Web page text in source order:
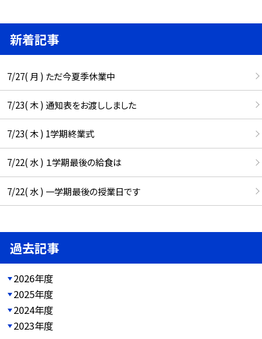
新着記事
7/27( 月 ) ただ今夏季休業中
7/23( 木 ) 通知表をお渡ししました
7/23( 木 ) 1学期終業式
7/22( 水 ) １学期最後の給食は
7/22( 水 ) 一学期最後の授業日です
過去記事
2026年度
2025年度
2024年度
2023年度